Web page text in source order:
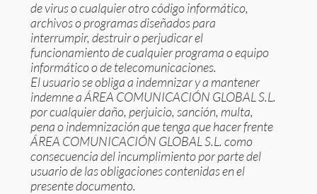
de virus o cualquier otro código informático,
archivos o programas diseñados para
interrumpir, destruir o perjudicar el
funcionamiento de cualquier programa o equipo
informático o de telecomunicaciones.
El usuario se obliga a indemnizar y a mantener
indemne a ÁREA COMUNICACIÓN GLOBAL S.L.
por cualquier daño, perjuicio, sanción, multa,
pena o indemnización que tenga que hacer frente
ÁREA COMUNICACIÓN GLOBAL S.L. como
consecuencia del incumplimiento por parte del
usuario de las obligaciones contenidas en el
presente documento.